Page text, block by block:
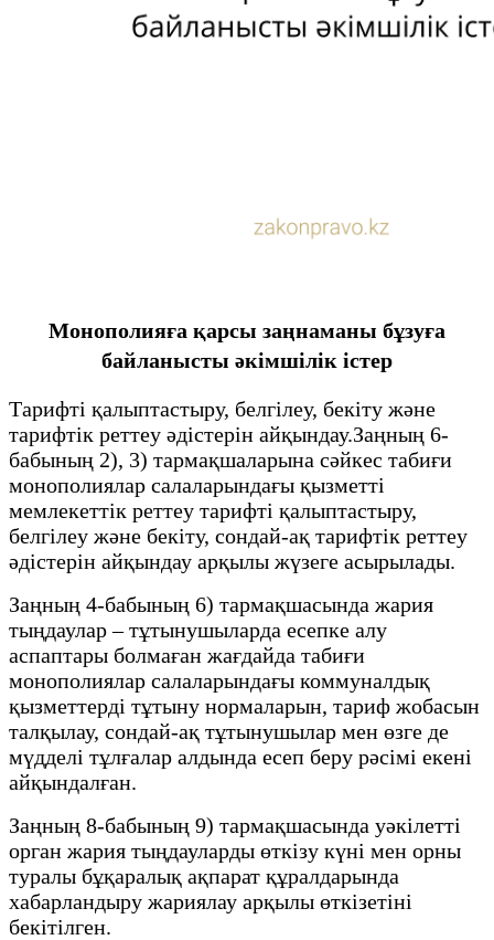
Монополияға қарсы заңнаманы бұзуға
байланысты әкімшілік істер
Тарифті қалыптастыру, белгілеу, бекіту және
тарифтік реттеу әдістерін айқындау.Заңның 6-
бабының 2), 3) тармақшаларына сәйкес табиғи
монополиялар салаларындағы қызметті
мемлекеттік реттеу тарифті қалыптастыру,
белгілеу және бекіту, сондай-ақ тарифтік реттеу
әдістерін айқындау арқылы жүзеге асырылады.
Заңның 4-бабының 6) тармақшасында жария
тыңдаулар – тұтынушыларда есепке алу
аспаптары болмаған жағдайда табиғи
монополиялар салаларындағы коммуналдық
қызметтерді тұтыну нормаларын, тариф жобасын
талқылау, сондай-ақ тұтынушылар мен өзге де
мүдделі тұлғалар алдында есеп беру рәсімі екені
айқындалған.
Заңның 8-бабының 9) тармақшасында уәкілетті
орган жария тыңдауларды өткізу күні мен орны
туралы бұқаралық ақпарат құралдарында
хабарландыру жариялау арқылы өткізетіні
бекітілген.